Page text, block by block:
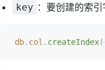
key ：要创建的索
db. col . createIndex